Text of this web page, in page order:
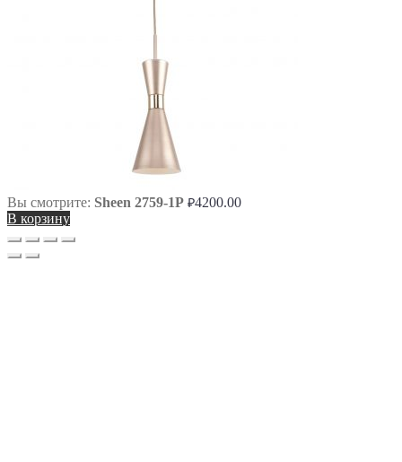
Вы смотрите: Sheen 2759-1P ₽4200.00
В корзину